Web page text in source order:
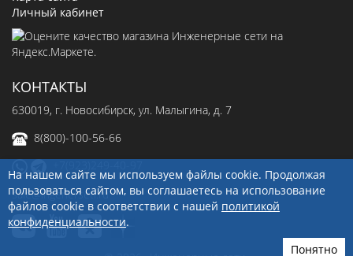
Личный кабинет
КОНТАКТЫ
630019, г. Новосибирск, ул. Малыгина, д. 7
8(800)-100-56-66
sale@ingenerseti.ru
На нашем сайте мы используем файлы cookie. Продолжая
пользоваться сайтом, вы соглашаетесь на использование
файлов cookie в соответствии с нашей политикой
конфиденциальности.
Понятно